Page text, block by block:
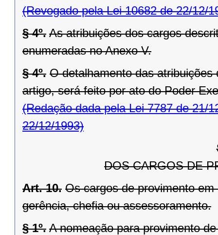
(Revogado pela Lei 10682 de 22/12/
§ 4º. As atribuições dos cargos
enumeradas no Anexo V.
§ 4º. O detalhamento das
artigo, será feito por ato do Poder
(Redação dada pela Lei 7787 de 21/
22/12/1993)
DOS CARGOS DE
Art. 10. Os cargos de provimento
gerência, chefia ou assessoramento.
§ 1º. A nomeação para provimento